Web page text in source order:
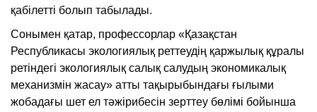
қабілетті болып табылады.
Сонымен қатар, профессорлар «Қазақстан
Республикасы экологиялық реттеудің қаржылық құралы
ретіндегі экологиялық салық салудың экономикалық
механизмін жасау» атты тақырыбындағы ғылыми
жобадағы шет ел тәжірибесін зерттеу бөлімі бойынша